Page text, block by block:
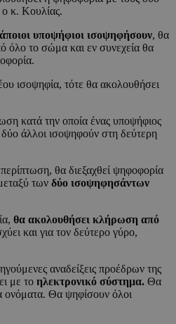
ο κ. Κουλίας.
υποψήφιοι ισοψηφήσουν, θα
όλο το σώμα και εν συνεχεία θα
ισοψηφία, τότε θα ακολουθήσει
κατά την οποία ένας υποψήφιος
άλλοι ισοψηφούν στη δεύτερη
θα διεξαχθεί ψηφοφορία
των δύο ισοψηφησάντων
θα ακολουθήσει κλήρωση από
και για τον δεύτερο γύρο,
αναδείξεις προέδρων της
με το ηλεκτρονικό σύστημα. Θα
ονόματα. Θα ψηφίσουν όλοι